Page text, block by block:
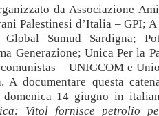
da Associazione
Palestinesi d’Italia – GPI;
Sumud Sardigna;
Generazione; Unica Per la
– UNIGCOM e
A documentare questa
domenica 14 giugno in
Vitol fornisce petrolio